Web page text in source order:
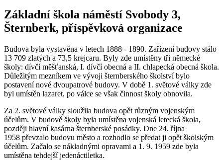
Základní škola náměstí Svobody 3,
Šternberk, příspěvková organizace
Budova byla vystavěna v letech 1888 - 1890. Zařízení budovy stálo
13 709 zlatých a 73,5 krejcaru. Byly zde umístěny tři německé
školy: dívčí měšťanská, I. dívčí obecná a II. chlapecká obecná škola.
Důležitým mezníkem ve vývoji šternberského školství bylo
postavení nové dvoupatrové budovy. V době 1. světové války zde
byl umístěn lazaret, po válce se však činnost školy obnovila.
Za 2. světové války sloužila budova opět různým vojenským
účelům. V budově školy byla umístěna vojenská letecká škola,
později hlavní kasárna šternberské posádky. Dne 24. října
1958 převzalo budovu město a rozhodlo se předat ji opět školským
účelům. Začalo se nákladnými opravami a 1. 9. 1959 zde byla
umístěna tehdejší jedenáctiletka.